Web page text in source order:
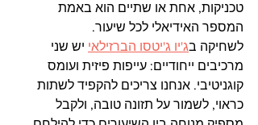
טכניקות, אחת או שתיים הוא באמת
המספר האידיאלי לכל שיעור.
לשחיקה בג'יו ג'יטסו הברזילאי יש שני
מרכיבים ייחודיים: עייפות פיזית ועומס
קוגניטיבי. אנחנו צריכים להקפיד לשתות
כראוי, לשמור על תזונה טובה, ולקבל